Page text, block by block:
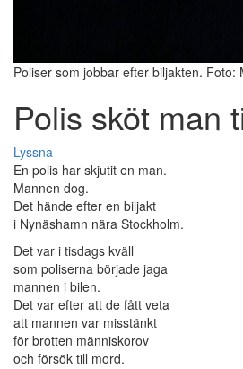
Poliser som jobbar efter biljakten. Foto:
Polis sköt man
Lyssna
En polis har skjutit en man.
Mannen dog.
Det hände efter en biljakt
i Nynäshamn nära Stockholm.
Det var i tisdags kväll
som poliserna började jaga
mannen i bilen.
Det var efter att de fått veta
att mannen var misstänkt
för brotten människorov
och försök till mord.